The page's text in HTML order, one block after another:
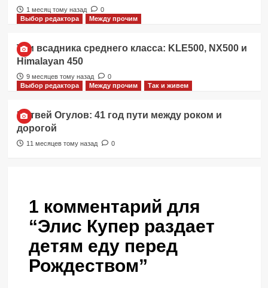
1 месяц тому назад
0
Выбор редактора
Между прочим
Три всадника среднего класса: KLE500, NX500 и
Himalayan 450
9 месяцев тому назад
0
Выбор редактора
Между прочим Так и живем
Матвей Огулов: 41 год пути между роком и
дорогой
11 месяцев тому назад 0
1 комментарий для
“Элис Купер раздает
детям еду перед
Рождеством”